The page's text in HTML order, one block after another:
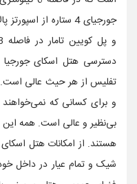
دسترسی هتل اسکای جورجیا
و برای کسانی که
بی‌نظیر و عالی است. همه این
هستند. از امکانات هتل
شیک و تمام عیار در داخل